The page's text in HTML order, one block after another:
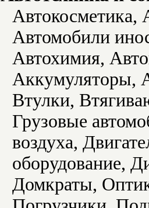
Автокосметика,
Автомобили
Автохимия,
Аккумуляторы,
Втулки,
Грузовые
воздуха,
оборудование,
Домкраты,